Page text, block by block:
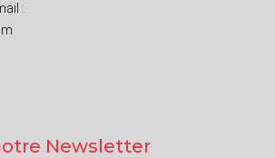
:
Newsletter